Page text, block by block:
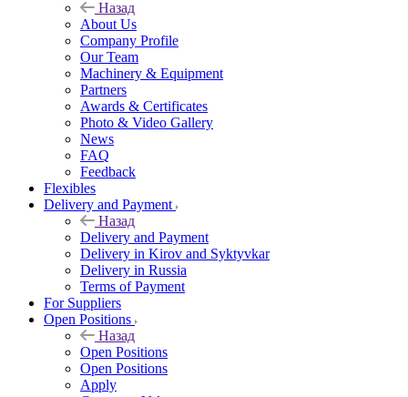
Назад
About Us
Company Profile
Our Team
Machinery & Equipment
Partners
Awards & Certificates
Photo & Video Gallery
News
FAQ
Feedback
Flexibles
Delivery and Payment
Назад
Delivery and Payment
Delivery in Kirov and Syktyvkar
Delivery in Russia
Terms of Payment
For Suppliers
Open Positions
Назад
Open Positions
Open Positions
Apply